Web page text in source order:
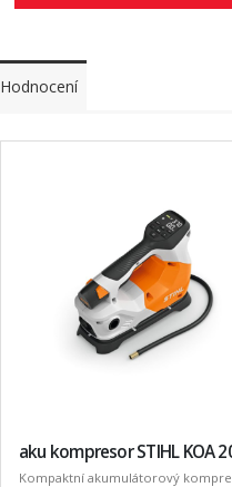
Hodnocení
aku kompresor STIHL KOA
Kompaktní akumulátorový